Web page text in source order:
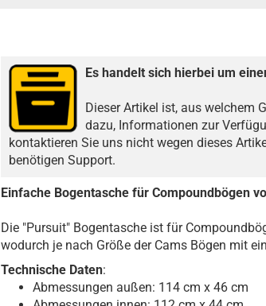
Es handelt sich hierbei um
Dieser Artikel ist, aus welchem
dazu, Informationen zur
kontaktieren Sie uns nicht wegen dieses
benötigen Support.
Einfache Bogentasche für Compoundbögen
Die "Pursuit" Bogentasche ist für
wodurch je nach Größe der Cams Bögen mit
Technische Daten:
Abmessungen außen: 114 cm x 46 cm